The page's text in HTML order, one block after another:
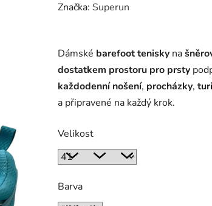
Značka: Superun
Dámské barefoot tenisky na
dostatkem prostoru pro prsty
každodenní nošení, procházky,
a připravené na každý krok.
Velikost
Barva